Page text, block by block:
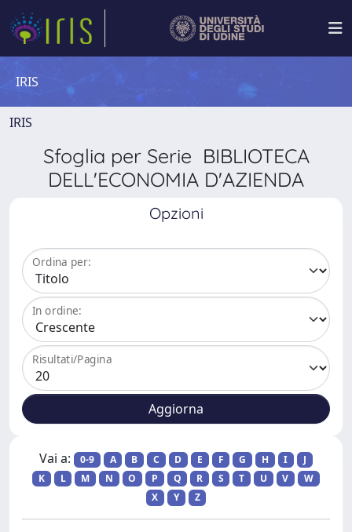
IRIS
IRIS
Sfoglia per Serie BIBLIOTECA
DELL'ECONOMIA D'AZIENDA
Opzioni
Ordina per:
In ordine:
Risultati/Pagina
Vai a: 0-9 A B C D E F G H I
J
K
L M N O P Q R S T U V
W
X
Y Z